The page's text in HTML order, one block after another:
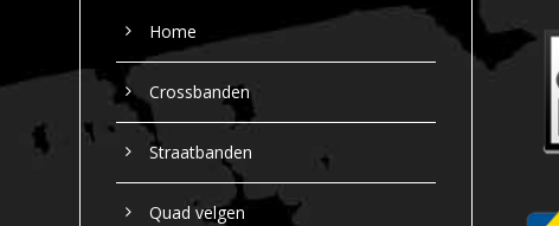
Home
Crossbanden
Straatbanden
Quad velgen